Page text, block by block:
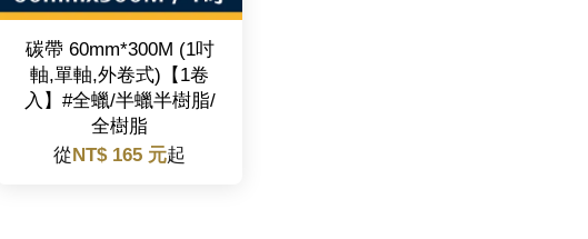
碳帶 60mm*300M (1吋
軸,單軸,外卷式)【1卷
入】#全蠟/半蠟半樹脂/
全樹脂
從NT$ 165 元起